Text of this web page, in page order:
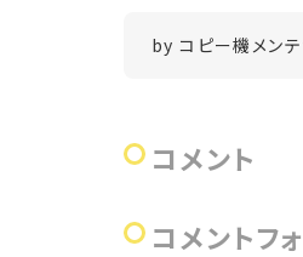
byコピー機メン
コメント
コメントフ